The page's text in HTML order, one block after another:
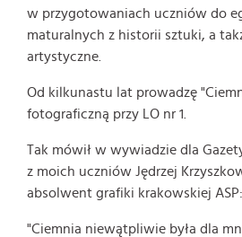
w przygotowaniach uczniów do
maturalnych z historii sztuki, a
artystyczne.
Od kilkunastu lat prowadzę
fotograficzną przy LO nr 1.
Tak mówił w wywiadzie dla
z moich uczniów Jędrzej
absolwent grafiki krakowskiej ASP:
"Ciemnia niewątpliwie była dla